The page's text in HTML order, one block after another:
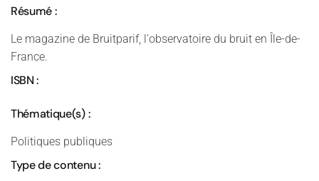
Résumé :
Le magazine de Bruitparif, l'observatoire du bruit en Île-de-
France.
ISBN :
Thématique(s) :
Politiques publiques
Type de contenu :